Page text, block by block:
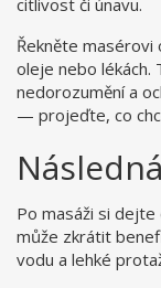
citlivost či únavu.
Řekněte masérovi
oleje nebo lékách.
nedorozumění a
— projeďte, co
Po masáži si dejte
může zkrátit
vodu a lehké